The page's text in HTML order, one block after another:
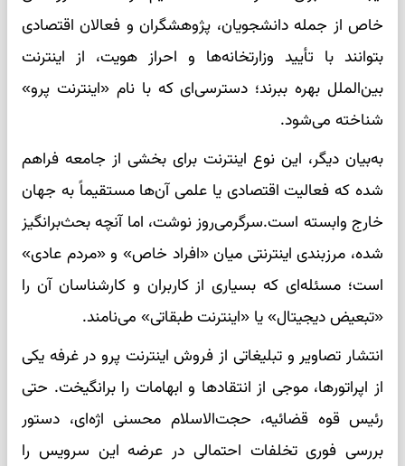
خاص از جمله دانشجویان، پژوهشگران و فعالان اقتصادی
بتوانند با تأیید وزارتخانه‌ها و احراز هویت، از اینترنت
بین‌الملل بهره ببرند؛ دسترسی‌ای که با نام «اینترنت پرو»
شناخته می‌شود.
به‌بیان دیگر، این نوع اینترنت برای بخشی از جامعه فراهم
شده که فعالیت اقتصادی یا علمی آن‌ها مستقیماً به جهان
خارج وابسته است.سرگرمی‌روز نوشت، اما آنچه بحث‌برانگیز
شده، مرزبندی اینترنتی میان «افراد خاص» و «مردم عادی»
است؛ مسئله‌ای که بسیاری از کاربران و کارشناسان آن را
«تبعیض دیجیتال» یا «اینترنت طبقاتی» می‌نامند.
انتشار تصاویر و تبلیغاتی از فروش اینترنت پرو در غرفه یکی
از اپراتورها، موجی از انتقادها و ابهامات را برانگیخت. حتی
رئیس قوه قضائیه، حجت‌الاسلام محسنی اژه‌ای، دستور
بررسی فوری تخلفات احتمالی در عرضه این سرویس را